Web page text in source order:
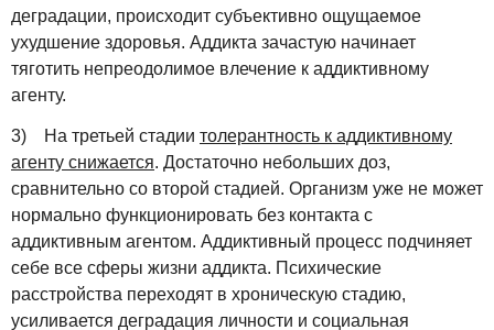
деградации, происходит субъективно ощущаемое
ухудшение здоровья. Аддикта зачастую начинает
тяготить непреодолимое влечение к аддиктивному
агенту.
3) На третьей стадии толерантность к аддиктивному
агенту снижается. Достаточно небольших доз,
сравнительно со второй стадией. Организм уже не может
нормально функционировать без контакта с
аддиктивным агентом. Аддиктивный процесс подчиняет
себе все сферы жизни аддикта. Психические
расстройства переходят в хроническую стадию,
усиливается деградация личности и социальная